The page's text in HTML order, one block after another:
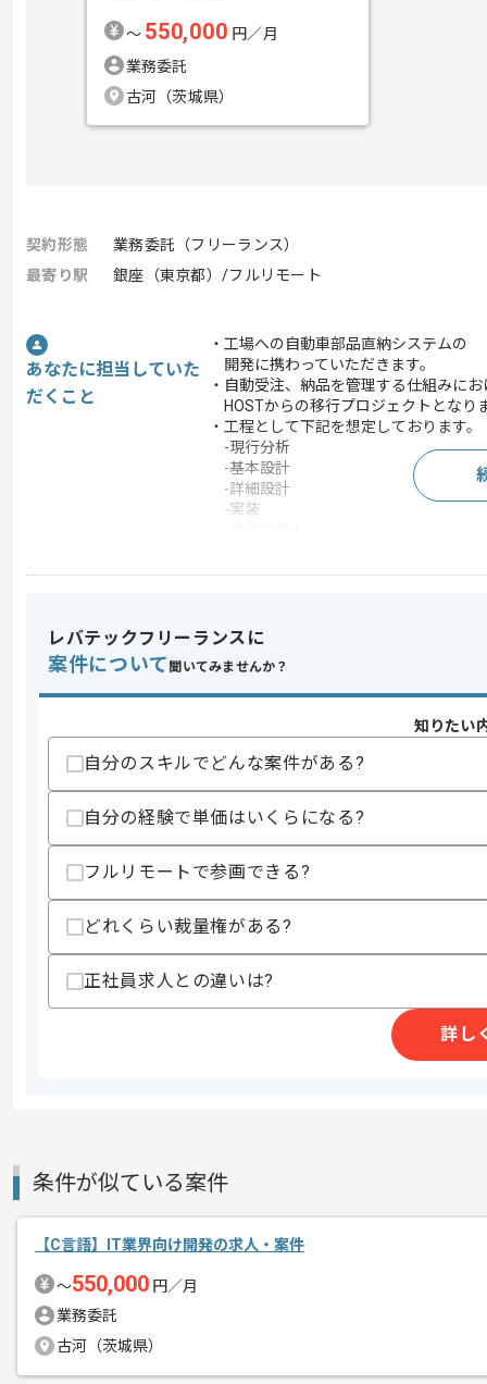
〜 550,000 円／月
業務委託
古河（茨城県）
契約形態
業務委託（フリーランス）
最寄り駅
銀座（東京都）/フルリモート
あなたに担当していた
だくこと
・工場への自動車部品直納システムの
開発に携わっていただきます。
・自動受注、納品を管理する仕組みにお
HOSTからの移行プロジェクトとなり
・工程として下記を想定しております。
-現行分析
-基本設計
-詳細設計
-実装
この案件のポイント
業務内容
特徴
スキル
求めるスキル
・C言語を用いた開発経験
・Pro*C を用いた開発経験
・製造業、部品メーカーの業務知見
・ETLについての製品知見
歓迎スキル
・製造業の生産管理、受注、出荷の知見
・開発効率化、自動化についての見識
スキルに不安がある方へ
エージェントからのコ
メント
金融業はじめ、様々な大手企業と取引
フルリモートでの作業を想定しておりま
レバテックフリーランスに
案件について 聞いてみませんか？
知りたい
自分のスキルでどんな案件がある?
自分の経験で単価はいくらになる?
フルリモートで参画できる?
どれくらい裁量権がある?
正社員求人との違いは?
詳し
条件が似ている案件
【C言語】IT業界向け開発の求人・案件
〜550,000 円／月
業務委託
古河（茨城県）